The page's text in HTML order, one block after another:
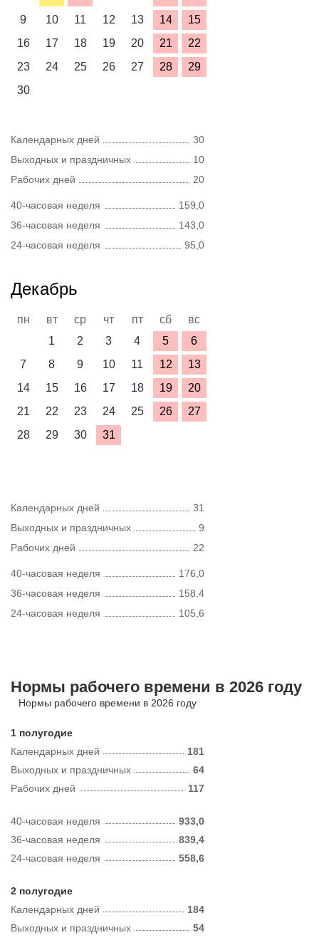
9
10 11 12 13 14
15
16
17 18 19 20 21
22
23
24 25 26 27 28
29
30
Календарных дней
30
Выходных и праздничных
10
Рабочих дней
20
40-часовая неделя
159,0
36-часовая неделя
143,0
24-часовая неделя
95,0
Декабрь
пн вт ср чт пт сб
вс
1
2 3 4 5
6
7
8 9 10 11 12
13
14
15 16 17 18 19
20
21
22 23 24 25 26
27
28
29 30 31
Календарных дней
31
Выходных и праздничных
9
Рабочих дней
22
40-часовая неделя
176,0
36-часовая неделя
158,4
24-часовая неделя
105,6
Нормы рабочего времени в 2026 году
Нормы рабочего времени в 2026 году
1 полугодие
Календарных дней
181
Рабочих дней 117
Выходных и праздничных 64
40-часовая неделя
933,0
36-часовая неделя
839,4
24-часовая неделя
558,6
2 полугодие
Календарных дней
184
Выходных и праздничных 54